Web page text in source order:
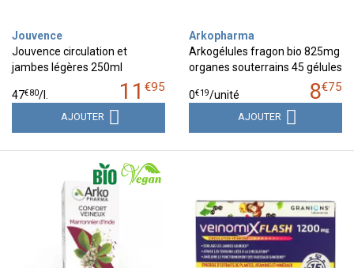
Jouvence
Jouvence circulation et
jambes légères 250ml
11 €95
47€80/l.
AJOUTER
Arkopharma
Arkogélules fragon bio 825mg
organes souterrains 45 gélules
8€75
0€19/unité
AJOUTER